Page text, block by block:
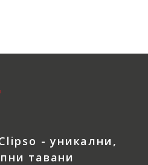
- уникални,
тавани